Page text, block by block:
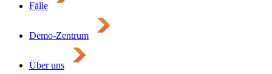
Fälle
Demo-Zentrum
Über uns